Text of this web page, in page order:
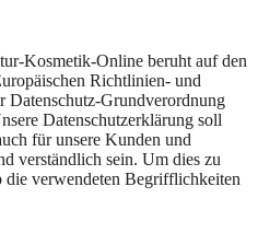
Kosmetik-Online beruht auf den
Richtlinien- und
Datenschutz-Grundverordnung
Datenschutzerklärung soll
für unsere Kunden und
verständlich sein. Um dies zu
verwendeten Begrifflichkeiten